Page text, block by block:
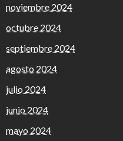
noviembre 2024
octubre 2024
septiembre 2024
agosto 2024
julio 2024
junio 2024
mayo 2024